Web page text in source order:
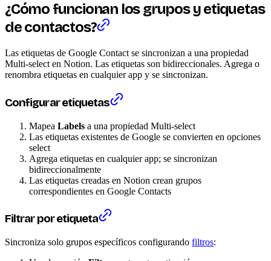
¿Cómo funcionan los grupos y etiquetas
de contactos?
Las etiquetas de Google Contact se sincronizan a una propiedad
Multi-select en Notion. Las etiquetas son bidireccionales. Agrega o
renombra etiquetas en cualquier app y se sincronizan.
Configurar etiquetas
Mapea Labels a una propiedad Multi-select
Las etiquetas existentes de Google se convierten en opciones
select
Agrega etiquetas en cualquier app; se sincronizan
bidireccionalmente
Las etiquetas creadas en Notion crean grupos
correspondientes en Google Contacts
Filtrar por etiqueta
Sincroniza solo grupos específicos configurando filtros: